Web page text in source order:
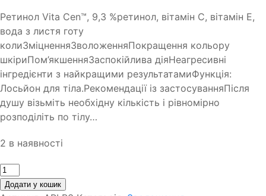
Ретинол Vita Cen™, 9,3 %ретинол, вітамін C, вітамін E,
вода з листя готу
колиЗміцненняЗволоженняПокращення кольору
шкіриПом’якшенняЗаспокійлива діяНеагресивні
інгредієнти з найкращими результатамиФункція:
Лосьйон для тіла.Рекомендації із застосуванняПісля
душу візьміть необхідну кількість і рівномірно
розподіліть по тілу…
2 в наявності
Кількість
Додати у кошик